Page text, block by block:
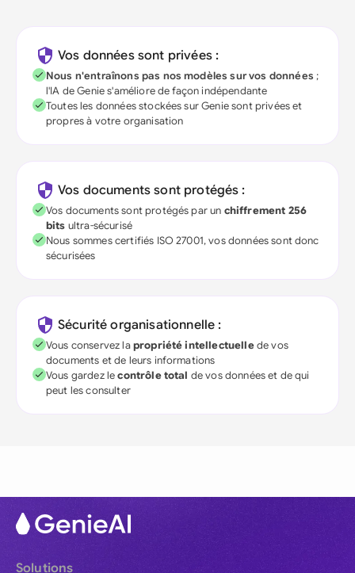
Vos données sont privées :
Nous n'entraînons pas nos modèles sur vos données ;
l'IA de Genie s'améliore de façon indépendante
Toutes les données stockées sur Genie sont privées et
propres à votre organisation
Vos documents sont protégés :
Vos documents sont protégés par un chiffrement 256
bits ultra-sécurisé
Nous sommes certifiés ISO 27001, vos données sont donc
sécurisées
Sécurité organisationnelle :
Vous conservez lapropriété intellectuellede vos
documents et de leurs informations
Vous gardez lecontrôle total de vos données et de qui
peut les consulter
Solutions